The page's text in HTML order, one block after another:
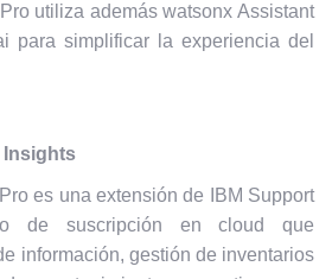
utiliza además watsonx Assistant
para simplificar la experiencia del
Insights
es una extensión de IBM Support
de suscripción en cloud que
información, gestión de inventarios